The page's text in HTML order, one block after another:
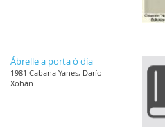
Ábrelle a porta ó día
1981 Cabana Yanes, Darío
Xohán